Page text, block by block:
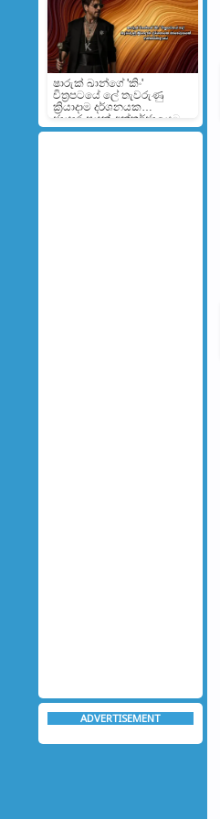
ෂාරුක් ඛාන්ගේ 'කිං'
චිත්‍රපටයේ ලේ තැවරුණු
ක්‍රියාදාම දර්ශනයක
ඡායාරූපයක් අන්තර්ජාලයට
ADVERTISEMENT